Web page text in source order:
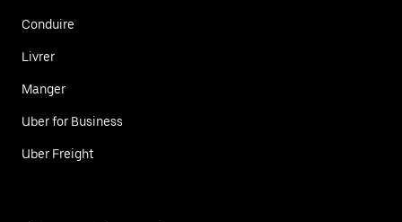
Conduire
Livrer
Manger
Uber for Business
Uber Freight